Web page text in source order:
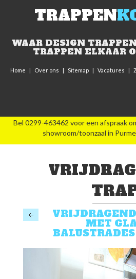
TRAPPEN
WAAR DESIGN
TRAPPEN ELKAAR
Home | Over ons | Sitemap | Vacatures |
Bel 0299-463462 voor een afspraak
showroom/toonzaal in
MET